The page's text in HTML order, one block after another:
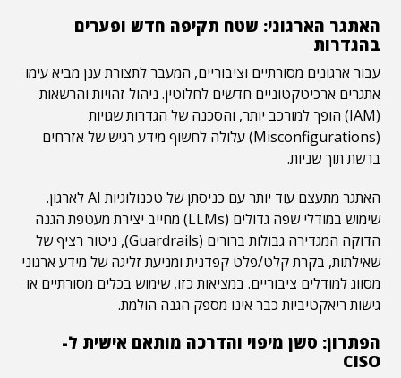
האתגר הארגוני: שטח תקיפה חדש ופערים
בהגדרות
עבור ארגונים מסורתיים וציבוריים, המעבר לתצורת ענן מביא עימו
אתגרים ארכיטקטוניים חדשים לחלוטין. ניהול זהויות והרשאות
(IAM) הופך למורכב יותר, והסכנה של הגדרות שגויות
(Misconfigurations) עלולה לחשוף מידע רגיש של אזרחים
ברשת תוך שניות.
האתגר מתעצם עוד יותר עם כניסתן של טכנולוגיות AI לארגון.
שימוש במודלי שפה גדולים (LLMs) מחייב יצירת מעטפת הגנה
הדוקה המגדירה גבולות ברורים (Guardrails), ניטור רציף של
שאילתות, בקרת קלט/פלט קפדנית ומניעת זליגה של מידע ארגוני
מסווג למודלים ציבוריים. במציאות כזו, שימוש בכלים מסורתיים או
גישות ריאקטיביות כבר אינו מספק הגנה הולמת.
הפתרון: סשן מיפוי והדרכה מותאם אישית ל-
CISO